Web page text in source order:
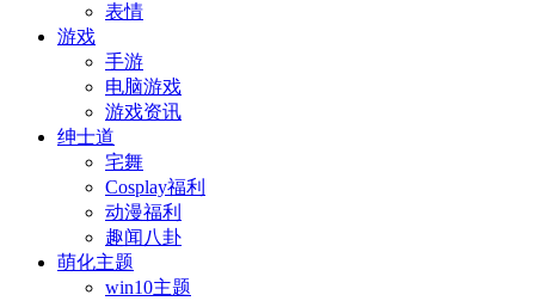
表情
游戏
手游
电脑游戏
游戏资讯
绅士道
宅舞
Cosplay福利
动漫福利
趣闻八卦
萌化主题
win10主题